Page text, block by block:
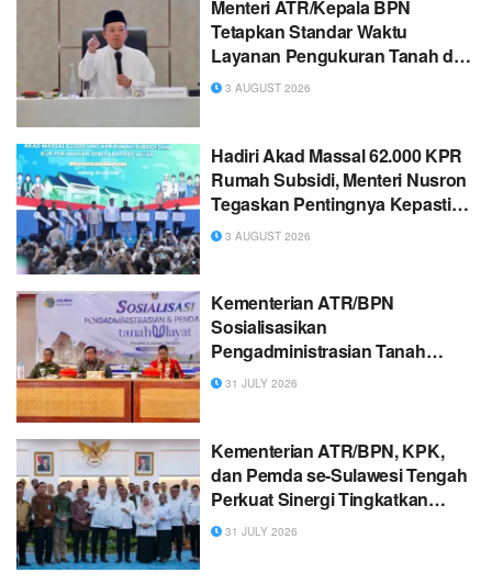
Menteri ATR/Kepala BPN
Tetapkan Standar Waktu
Layanan Pengukuran Tanah dan
Peralihan Hak
3 AUGUST 2026
Hadiri Akad Massal 62.000 KPR
Rumah Subsidi, Menteri Nusron
Tegaskan Pentingnya Kepastian
Hukum atas Tanah
3 AUGUST 2026
Kementerian ATR/BPN
Sosialisasikan
Pengadministrasian Tanah
Ulayat untuk Perkuat
31 JULY 2026
Kementerian ATR/BPN, KPK,
dan Pemda se-Sulawesi Tengah
Perkuat Sinergi Tingkatkan
Pelayanan Publik dan
31 JULY 2026